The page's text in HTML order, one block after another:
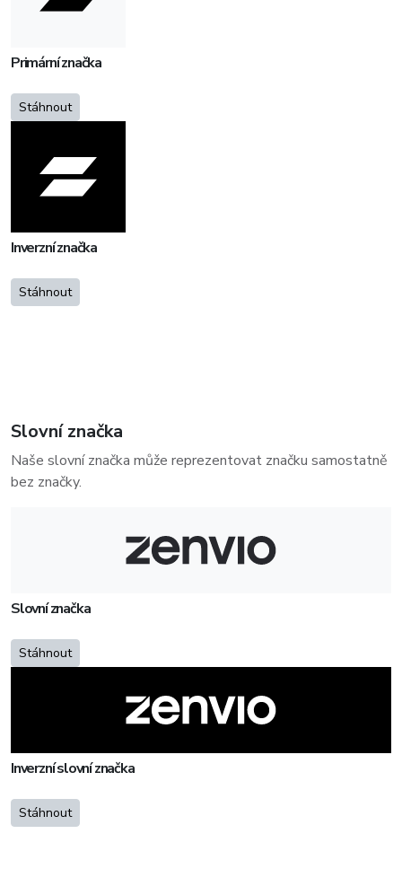
Primární značka
Stáhnout
Inverzní značka
Stáhnout
Slovní značka
Naše slovní značka může reprezentovat značku samostatně
bez značky.
Slovní značka
Stáhnout
Inverzní slovní značka
Stáhnout